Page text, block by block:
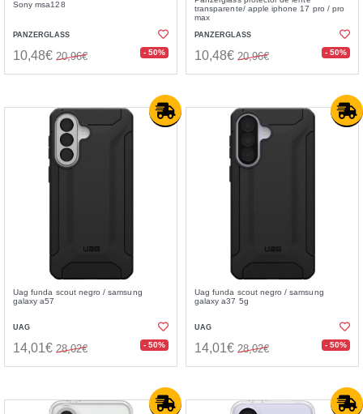
Sony msa128
PANZERGLASS
10,48€ 20,96€ - 50%
transparente/ apple iphone 17 pro / pro
max
PANZERGLASS
10,48€ 20,96€ - 50%
Uag funda scout negro / samsung
galaxy a57
UAG
14,01€ 28,02€ - 50%
Uag funda scout negro / samsung
galaxy a37 5g
UAG
14,01€ 28,02€ - 50%